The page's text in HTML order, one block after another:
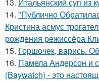
14. "Публично
Кристина асмус
рождения режиссёра
15. Горшочек, варись.
16. Памела Андерсон и
(Baywatch) - это